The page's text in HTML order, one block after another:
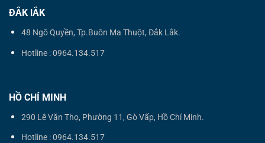
ĐẮK lẮK
48 Ngô Quyền, Tp.Buôn Ma Thuột, Đắk Lắk.
Hotline : 0964.134.517
HỒ CHÍ MINH
290 Lê Văn Thọ, Phường 11, Gò Vấp, Hồ Chí Minh.
Hotline : 0964.134.517